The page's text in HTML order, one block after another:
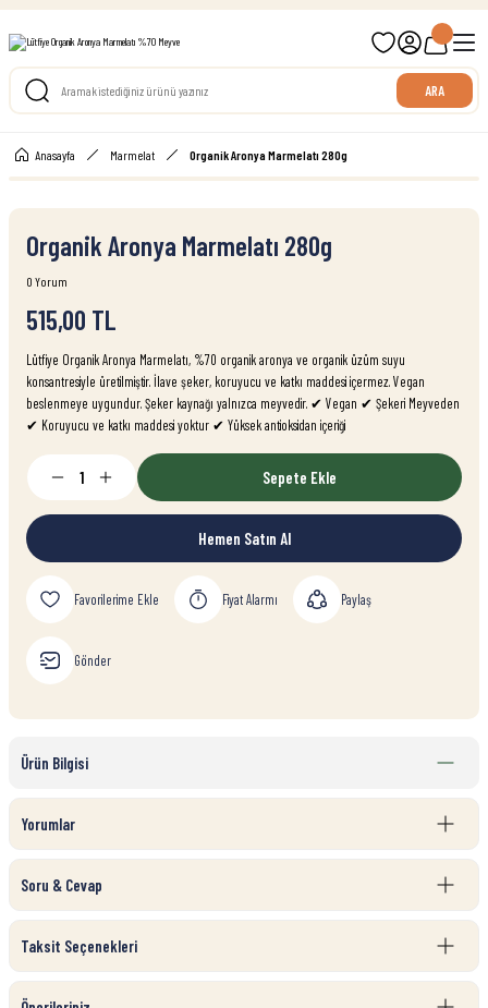
699 TL ve Üzeri Ücretsiz Kargo
ARA
Anasayfa Marmelat Organik Aronya Marmelatı 280g
Organik Aronya Marmelatı 280g
0 Yorum
515,00 TL
Lütfiye Organik Aronya Marmelatı, %70 organik aronya ve organik üzüm suyu
konsantresiyle üretilmiştir. İlave şeker, koruyucu ve katkı maddesi içermez. Vegan
beslenmeye uygundur. Şeker kaynağı yalnızca meyvedir. ✔ Vegan ✔ Şekeri Meyveden
✔ Koruyucu ve katkı maddesi yoktur ✔ Yüksek antioksidan içeriği
Sepete Ekle
Hemen Satın Al
Fiyat Alarmı Paylaş
Gönder
Ürün Bilgisi
Yorumlar
Soru & Cevap
Taksit Seçenekleri